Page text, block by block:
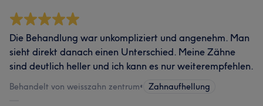
Die Behandlung war unkompliziert und angenehm. Man
sieht direkt danach einen Unterschied. Meine Zähne
sind deutlich heller und ich kann es nur weiterempfehlen.
Behandelt von weisszahn zentrum• Zahnaufhellung